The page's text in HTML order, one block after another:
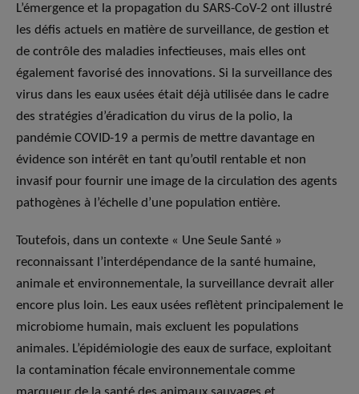
L’émergence et la propagation du SARS-CoV-2 ont illustré
les défis actuels en matière de surveillance, de gestion et
de contrôle des maladies infectieuses, mais elles ont
également favorisé des innovations. Si la surveillance des
virus dans les eaux usées était déjà utilisée dans le cadre
des stratégies d’éradication du virus de la polio, la
pandémie COVID-19 a permis de mettre davantage en
évidence son intérêt en tant qu’outil rentable et non
invasif pour fournir une image de la circulation des agents
pathogènes à l’échelle d’une population entière.
Toutefois, dans un contexte « Une Seule Santé »
reconnaissant l’interdépendance de la santé humaine,
animale et environnementale, la surveillance devrait aller
encore plus loin. Les eaux usées reflètent principalement le
microbiome humain, mais excluent les populations
animales. L’épidémiologie des eaux de surface, exploitant
la contamination fécale environnementale comme